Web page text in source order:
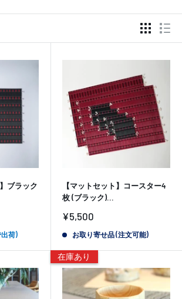
ブラック
荷)
【マットセット】コースター4
枚 (ブラック)...
販
価
¥5,500
お取り寄せ品 (注文可能)
在庫あり